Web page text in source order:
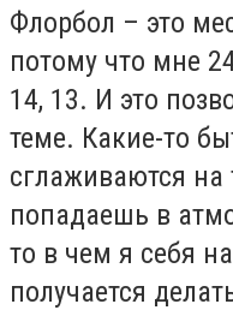
Флорбол – это
потому что мне
14, 13. И это
теме. Какие-то
сглаживаются
попадаешь в
то в чем я себя
получается